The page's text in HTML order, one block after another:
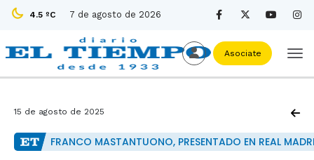
4.5 ºC 7 de agosto de 2026
Asociate
15 de agosto de 2025
FRANCO MASTANTUONO, PRESENTADO EN REAL